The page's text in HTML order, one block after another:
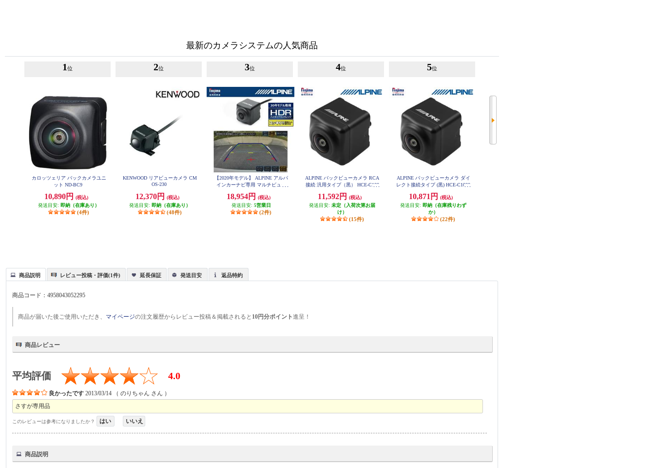
最新のカメラシステムの人気商品
1 位
カロッツェリア バックカメラユニ
ット ND-BC9
10,890円
(税込)
発送目安: 即納（在庫あり）
(4件)
2位
KENWOOD リアビューカメラ CM
OS-230
12,370円
(税込)
発送目安: 即納（在庫あり）
(48件)
3位
【2020年モデル】 ALPINE アルパ
インカーナビ専用 マルチビュー
18,954円
(税込)
発送目安: 5営業日
(2件)
4位
ALPINE バックビューカメラ RCA
接続 汎用タイプ（黒） HCE-C100
11,592円
(税込)
発送目安: 未定（入荷次第お届
け）
(15件)
5位
ALPINE バックビューカメラ ダイ
レクト接続タイプ (黒) HCE-C1000
10,871円
(税込)
発送目安: 即納（在庫残りわず
か）
(22件)
商品説明 レビュー投稿・評価(1件) 延長保証 発送目安 返品特約
商品コード：4958043052295
商品が届いた後ご使用いただき、 マイページの注文履歴からレビュー投稿＆掲載されると 10円分ポイント進呈！
商品レビュー
平均評価 4.0
良かったです 2013/03/14 （のりちゃん さん ）
さすが専用品
このレビューは参考になりましたか？ はい いいえ
商品説明